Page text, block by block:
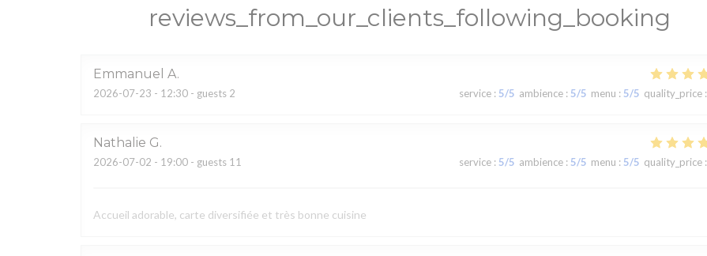
reviews_from_our_clients_following_booking
Emmanuel A
2026-07-23 - 12:30 - guests 2 service: 5/5 ambience: 5/5 menu : 5/5 quality_price:
Nathalie G
2026-07-02 - 19:00 - guests 11 service: 5/5 ambience: 5/5 menu : 5/5 quality_price:
Accueil adorable, carte diversifiée et très bonne cuisine